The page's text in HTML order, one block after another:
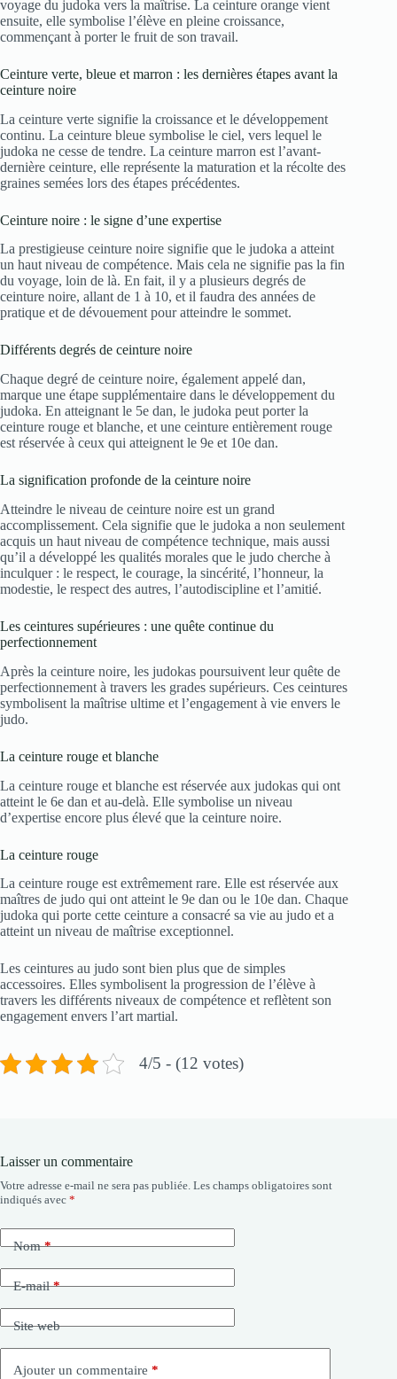
voyage du judoka vers la maîtrise. La ceinture orange vient
ensuite, elle symbolise l’élève en pleine croissance,
commençant à porter le fruit de son travail.
Ceinture verte, bleue et marron : les dernières étapes avant la
ceinture noire
La ceinture verte signifie la croissance et le développement
continu. La ceinture bleue symbolise le ciel, vers lequel le
judoka ne cesse de tendre. La ceinture marron est l’avant-
dernière ceinture, elle représente la maturation et la récolte des
graines semées lors des étapes précédentes.
Ceinture noire : le signe d’une expertise
La prestigieuse ceinture noire signifie que le judoka a atteint
un haut niveau de compétence. Mais cela ne signifie pas la fin
du voyage, loin de là. En fait, il y a plusieurs degrés de
ceinture noire, allant de 1 à 10, et il faudra des années de
pratique et de dévouement pour atteindre le sommet.
Différents degrés de ceinture noire
Chaque degré de ceinture noire, également appelé dan,
marque une étape supplémentaire dans le développement du
judoka. En atteignant le 5e dan, le judoka peut porter la
ceinture rouge et blanche, et une ceinture entièrement rouge
est réservée à ceux qui atteignent le 9e et 10e dan.
La signification profonde de la ceinture noire
Atteindre le niveau de ceinture noire est un grand
accomplissement. Cela signifie que le judoka a non seulement
acquis un haut niveau de compétence technique, mais aussi
qu’il a développé les qualités morales que le judo cherche à
inculquer : le respect, le courage, la sincérité, l’honneur, la
modestie, le respect des autres, l’autodiscipline et l’amitié.
Les ceintures supérieures : une quête continue du
perfectionnement
Après la ceinture noire, les judokas poursuivent leur quête de
perfectionnement à travers les grades supérieurs. Ces ceintures
symbolisent la maîtrise ultime et l’engagement à vie envers le
judo.
La ceinture rouge et blanche
La ceinture rouge et blanche est réservée aux judokas qui ont
atteint le 6e dan et au-delà. Elle symbolise un niveau
d’expertise encore plus élevé que la ceinture noire.
La ceinture rouge
La ceinture rouge est extrêmement rare. Elle est réservée aux
maîtres de judo qui ont atteint le 9e dan ou le 10e dan. Chaque
judoka qui porte cette ceinture a consacré sa vie au judo et a
atteint un niveau de maîtrise exceptionnel.
Les ceintures au judo sont bien plus que de simples
accessoires. Elles symbolisent la progression de l’élève à
travers les différents niveaux de compétence et reflètent son
engagement envers l’art martial.
4/5 - (12 votes)
Laisser un commentaire
Votre adresse e-mail ne sera pas publiée. Les champs obligatoires sont
indiqués avec *
Nom*
E-mail*
Site web
Ajouter un commentaire *